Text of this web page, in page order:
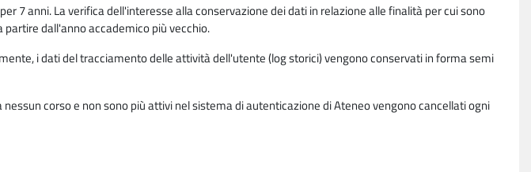
anni. La verifica dell'interesse alla conservazione dei dati in relazione alle finalità per cui sono
dall'anno accademico più vecchio.
i dati del tracciamento delle attività dell'utente (log storici) vengono conservati in forma semi
corso e non sono più attivi nel sistema di autenticazione di Ateneo vengono cancellati ogni